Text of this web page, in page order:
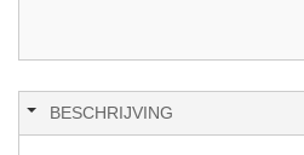
BESCHRIJVING